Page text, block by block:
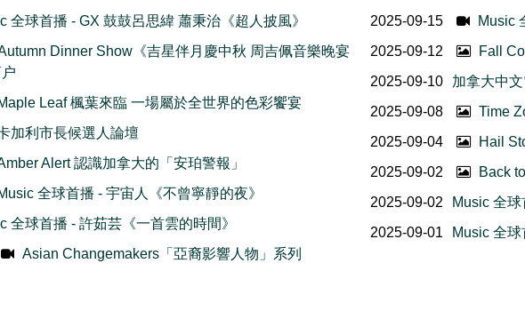
全球首播 - GX 鼓鼓呂思緯 蕭秉治《超人披風》
Dinner Show《吉星伴月慶中秋 周吉佩音樂晚宴
Leaf 楓葉來臨 一場屬於全世界的色彩饗宴
加利市長候選人論壇
Alert 認識加拿大的「安珀警報」
全球首播 - 宇宙人《不曾寧靜的夜》
全球首播 - 許茹芸《一首雲的時間》
Asian Changemakers「亞裔影響人物」系列
2025-09-15
Music
2025-09-12
Fall
2025-09-10
加拿大中
2025-09-08
Time
2025-09-04
Hail
2025-09-02
Back
2025-09-02
Music 全球
2025-09-01
Music 全球